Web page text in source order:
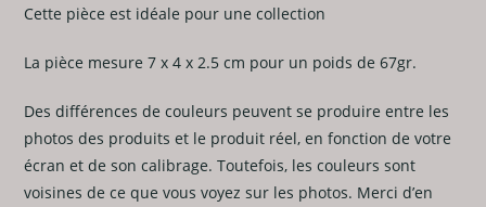
Cette pièce est idéale pour une collection
La pièce mesure 7 x 4 x 2.5 cm pour un poids de 67gr.
Des différences de couleurs peuvent se produire entre les
photos des produits et le produit réel, en fonction de votre
écran et de son calibrage. Toutefois, les couleurs sont
voisines de ce que vous voyez sur les photos. Merci d’en